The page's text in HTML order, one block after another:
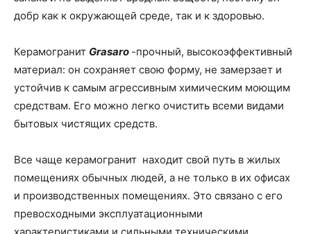
добр как к окружающей среде, так и к здоровью.
Керамогранит Grasaro -прочный, высокоэффективный
материал: он сохраняет свою форму, не замерзает и
устойчив к самым агрессивным химическим моющим
средствам. Его можно легко очистить всеми видами
бытовых чистящих средств.
Все чаще керамогранит находит свой путь в жилых
помещениях обычных людей, а не только в их офисах
и производственных помещениях. Это связано с его
превосходными эксплуатационными